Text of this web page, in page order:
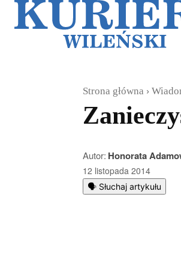
Strona główna
Autor: Honorata
12 listopada 2014
🗣️ Słuchaj artykułu